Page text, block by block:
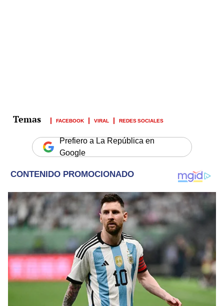
FACEBOOK VIRAL REDES SOCIALES
Prefiero a La República en
Google